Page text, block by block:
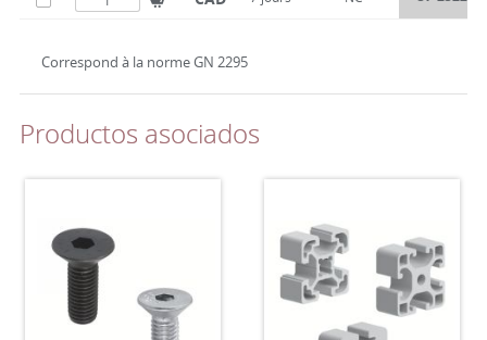
Correspond à la norme GN 2295
Productos asociados